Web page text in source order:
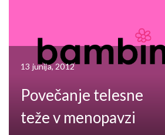
13 junija, 2012
Povečanje telesne
teže v menopavzi